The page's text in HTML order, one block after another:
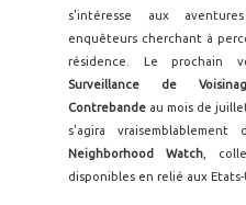
s'intéresse aux
enquêteurs cherchant à
résidence. Le prochain
Surveillance de
Contrebande au mois de
s'agira
Neighborhood Watch ,
disponibles en relié aux Etats-